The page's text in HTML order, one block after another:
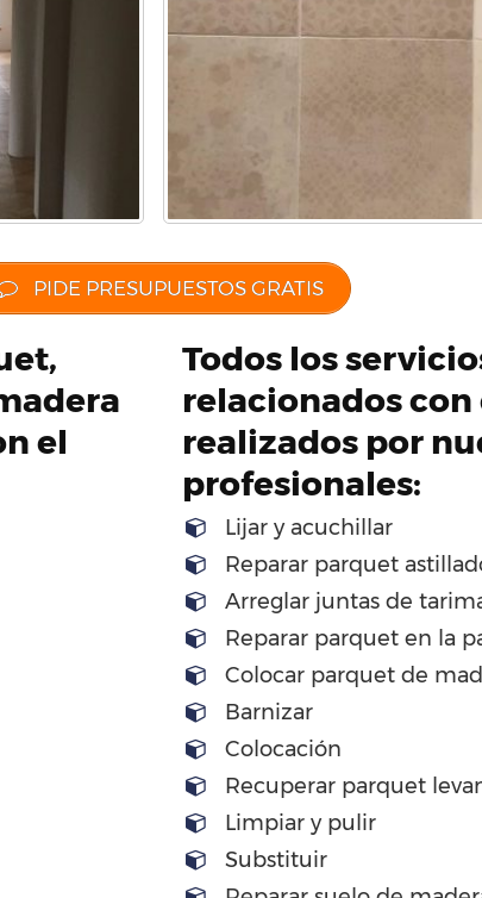
PIDE PRESUPUESTOS GRATIS
el
Todos los
relacionados
realizados por
profesionales:
Lijar y acuchillar
Reparar parquet
Arreglar juntas de
Reparar parquet en la
Colocar parquet de
Barnizar
Colocación
Recuperar parquet
Limpiar y pulir
Substituir